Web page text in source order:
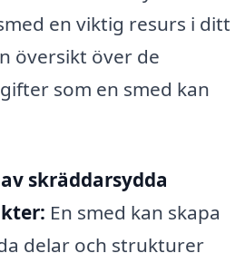
en viktig resurs i ditt
översikt över de
som en smed kan
skräddarsydda
En smed kan skapa
delar och strukturer